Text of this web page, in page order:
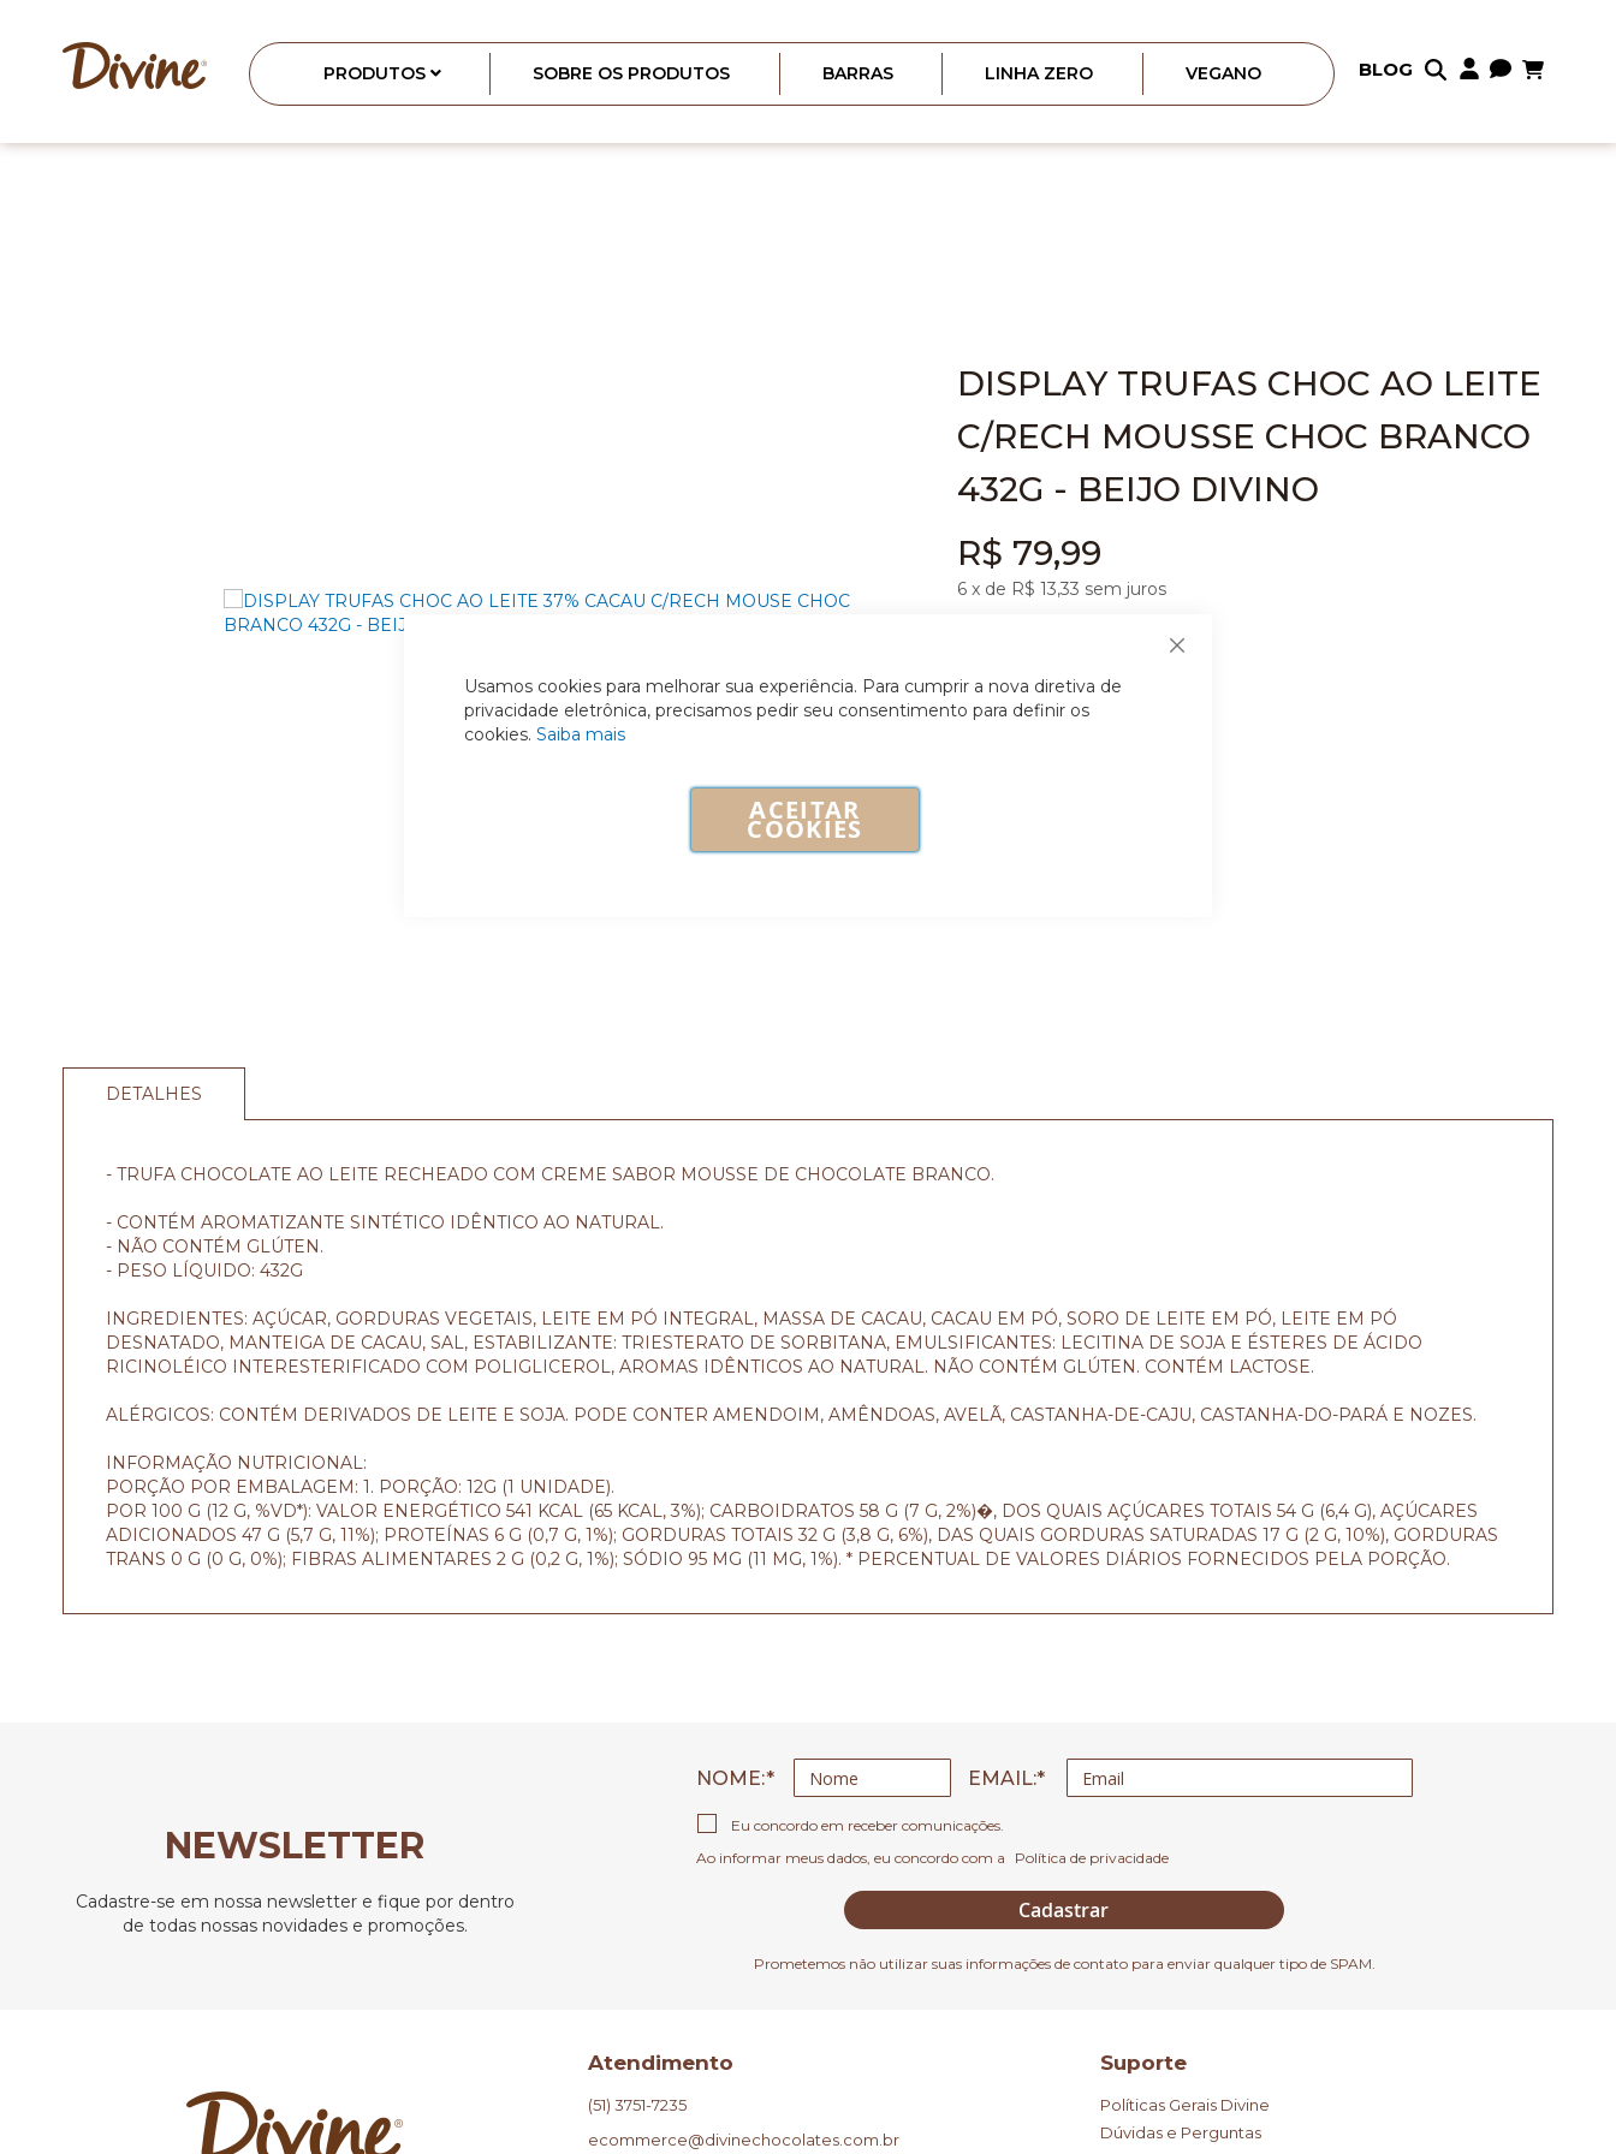
Fechar
Usamos cookies para melhorar sua experiência. Para cumprir a nova diretiva de
privacidade eletrônica, precisamos pedir seu consentimento para definir os
cookies. Saiba mais
ACEITAR
COOKIES
PRODUTOS SOBRE OS PRODUTOS BARRAS LINHA ZERO VEGANO BLOG Meu
conteúdo
DISPLAY TRUFAS CHOC AO LEITE
C/RECH MOUSSE CHOC BRANCO
432G - BEIJO DIVINO
R$ 79,99
6 x de R$ 13,33 sem juros
DETALHES
- TRUFA CHOCOLATE AO LEITE RECHEADO COM CREME SABOR MOUSSE DE CHOCOLATE BRANCO.
- CONTÉM AROMATIZANTE SINTÉTICO IDÊNTICO AO NATURAL.
- NÃO CONTÉM GLÚTEN.
- PESO LÍQUIDO: 432G
INGREDIENTES: AÇÚCAR, GORDURAS VEGETAIS, LEITE EM PÓ INTEGRAL, MASSA DE CACAU, CACAU EM PÓ, SORO DE LEITE EM PÓ, LEITE EM PÓ
DESNATADO, MANTEIGA DE CACAU, SAL, ESTABILIZANTE: TRIESTERATO DE SORBITANA, EMULSIFICANTES: LECITINA DE SOJA E ÉSTERES DE ÁCIDO
RICINOLÉICO INTERESTERIFICADO COM POLIGLICEROL, AROMAS IDÊNTICOS AO NATURAL. NÃO CONTÉM GLÚTEN. CONTÉM LACTOSE.
ALÉRGICOS: CONTÉM DERIVADOS DE LEITE E SOJA. PODE CONTER AMENDOIM, AMÊNDOAS, AVELÃ, CASTANHA-DE-CAJU, CASTANHA-DO-PARÁ E NOZES.
INFORMAÇÃO NUTRICIONAL:
PORÇÃO POR EMBALAGEM: 1. PORÇÃO: 12G (1 UNIDADE).
POR 100 G (12 G, %VD*): VALOR ENERGÉTICO 541 KCAL (65 KCAL, 3%); CARBOIDRATOS 58 G (7 G, 2%)�, DOS QUAIS AÇÚCARES TOTAIS 54 G (6,4 G), AÇÚCARES
ADICIONADOS 47 G (5,7 G, 11%); PROTEÍNAS 6 G (0,7 G, 1%); GORDURAS TOTAIS 32 G (3,8 G, 6%), DAS QUAIS GORDURAS SATURADAS 17 G (2 G, 10%), GORDURAS
TRANS 0 G (0 G, 0%); FIBRAS ALIMENTARES 2 G (0,2 G, 1%); SÓDIO 95 MG (11 MG, 1%). * PERCENTUAL DE VALORES DIÁRIOS FORNECIDOS PELA PORÇÃO.
NEWSLETTER
Cadastre-se em nossa newsletter e fique por dentro
de todas nossas novidades e promoções.
NOME: EMAIL
Eu concordo em receber comunicações.
Ao informar meus dados, eu concordo com a
Política de privacidade
Cadastrar
Prometemos não utilizar suas informações de contato para enviar qualquer tipo de SPAM.
Atendimento
(51) 3751-7235
ecommerce@divinechocolates.com.br
Suporte
Políticas Gerais Divine
Dúvidas e Perguntas